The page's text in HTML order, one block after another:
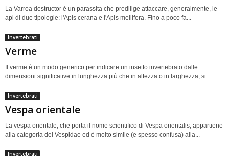
La Varroa destructor è un parassita che predilige attaccare, generalmente, le
api di due tipologie: l'Apis cerana e l'Apis mellifera. Fino a poco fa...
Invertebrati
Verme
Il verme è un modo generico per indicare un insetto invertebrato dalle
dimensioni significative in lunghezza più che in altezza o in larghezza; si...
Invertebrati
Vespa orientale
La vespa orientale, che porta il nome scientifico di Vespa orientalis, appartiene
alla categoria dei Vespidae ed è molto simile (e spesso confusa) alla...
Invertebrati